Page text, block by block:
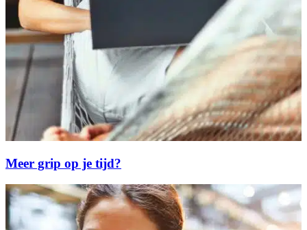
Meer grip op je tijd?